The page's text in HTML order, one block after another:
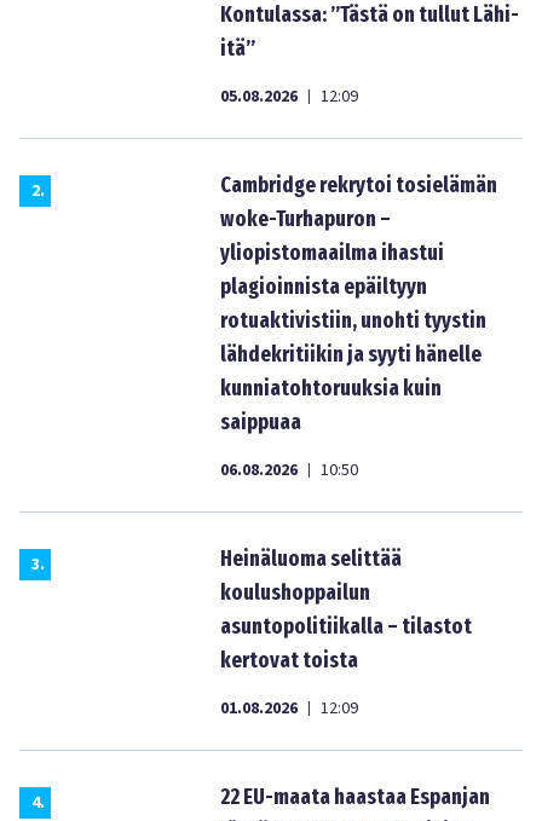
Kontulassa: ”Tästä on tullut Lähi-
itä”
05.08.2026 | 12:09
2.
Cambridge rekrytoi tosielämän
woke-Turhapuron –
yliopistomaailma ihastui
plagioinnista epäiltyyn
rotuaktivistiin, unohti tyystin
lähdekritiikin ja syyti hänelle
kunniatohtoruuksia kuin
saippuaa
06.08.2026 | 10:50
3.
Heinäluoma selittää
koulushoppailun
asuntopolitiikalla – tilastot
kertovat toista
01.08.2026 | 12:09
4.
22 EU-maata haastaa Espanjan